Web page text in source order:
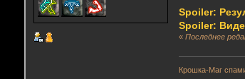
Spoiler:
Spoiler:
«Последнее
Крошка-Маг